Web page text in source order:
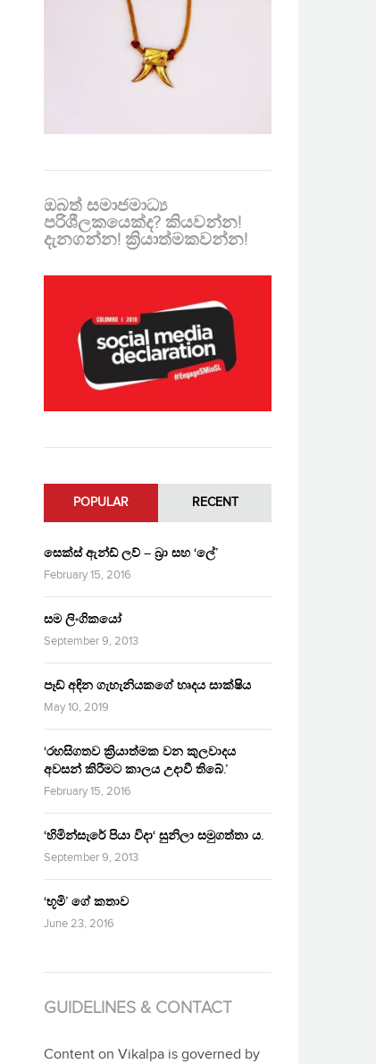
ඔබත් සමාජමාධ්‍ය
පරිශීලකයෙක්ද? කියවන්න!
දැනගන්න! ක්‍රියාත්මකවන්න!
POPULAR RECENT
සෙක්ස් ඇන්ඩ් ලව් – බ්‍රා සහ ‘ලේ’
February 15, 2016
සම ලිංගිකයෝ
September 9, 2013
පෑඩ් අඳින ගැහැනියකගේ හෘදය සාක්ෂිය
May 10, 2019
‘රහසිගතව ක්‍රියාත්මක වන කුලවාදය
අවසන් කිරීමට කාලය උදාවී තිබේ.’
February 15, 2016
‘හිමින්සැරේ පියා විදා‘ සුනිලා සමුගත්තා ය.
September 9, 2013
‘භූමි’ ගේ කතාව
June 23, 2016
GUIDELINES & CONTACT
Content on Vikalpa is governed by